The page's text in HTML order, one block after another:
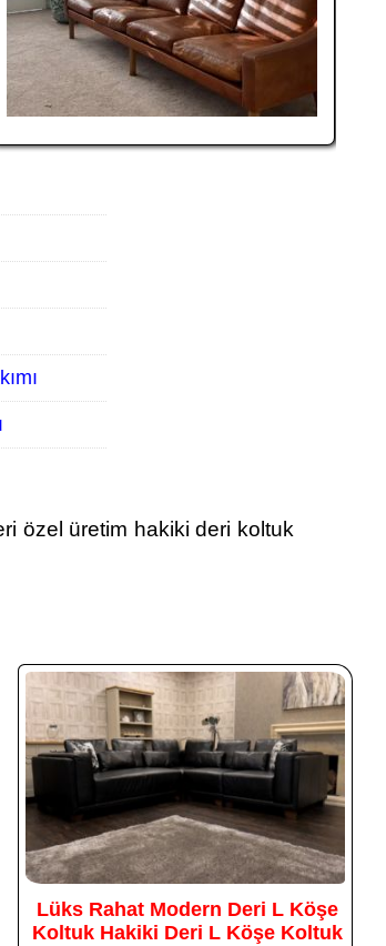
özel üretim hakiki deri koltuk
Lüks Rahat Modern Deri L Köşe
Koltuk Hakiki Deri L Köşe Koltuk